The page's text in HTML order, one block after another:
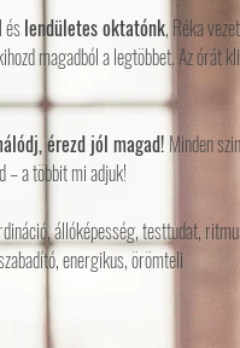
éslendületes oktatónk, Réka
magadból a legtöbbet. Az órát
érezd jól magad! Minden
– a többit mi adjuk!
állóképesség, testtudat,
energikus, örömteli